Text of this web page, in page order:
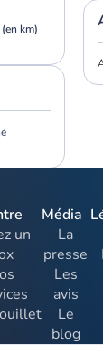
km)
un
Média
La
presse
Les
avis
Le
blog